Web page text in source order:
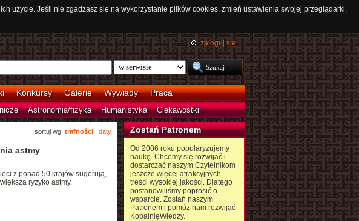
użycie. Jeśli nie zgadzasz się na wykorzystanie plików cookies, zmień ustawienia swojej przeglądarki.
zaloguj się
Konkursy Galerie Wywiady Praca
Astronomia/fizyka Humanistyka Ciekawostki
sortuj wg: trafności| daty
astmy
z ponad 50 krajów sugerują,
ryzyko astmy,
Zostań Patronem
Od 2006 roku popularyzujemy
naukę. Chcemy się rozwijać i
dostarczać naszym Czytelnikom
jeszcze więcej atrakcyjnych
treści wysokiej jakości. Dlatego
postanowiliśmy poprosić o
wsparcie. Zostań naszym
Patronem i pomóż nam rozwijać
KopalnięWiedzy.